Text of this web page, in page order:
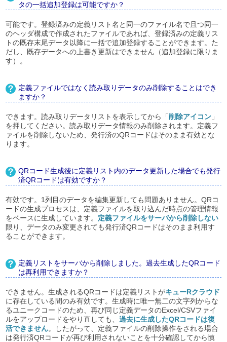
タの一括追加登録は可能ですか？
可能です。登録済みの定義リスト名と同一のファイル名で且つ同一
のヘッダ構成で作成されたファイルであれば、登録済みの定義リス
トの既存末尾データ以降に一括で追加登録することができます。た
だし、既存データへの上書き更新はできません（追加登録に限りま
す）。
定義ファイルではなく読み取りデータのみ削除することはでき
ますか？
できます。読み取りデータリストを表示してから「削除アイコン 」
を押してください。読み取りデータ情報のみ削除されます。定義フ
ァイルを削除しないため、発行済のQRコードはそのまま有効とな
ります。
QRコード生成後に定義リスト内のデータ更新した場合でも発行
済QRコードは有効ですか？
有効です。1列目のデータを編集更新しても問題ありません。QRコ
ードの生成プロセスは、定義ファイルを取り込んだ時点の管理情報
をベースに生成しています。 定義ファイルをサーバから削除しない
限り、データのみ変更されても発行済QRコードはそのまま利用す
ることができます。
定義リストをサーバから削除しました。過去生成したQRコード
は再利用できますか？
できません。生成されるQRコードは定義リストがキューRクラウド
に存在している間のみ有効です。生成時に唯一無二の文字列からな
るユニークコードのため、再び同じ定義データのExcel/CSVファイ
ルをアップロードをやり直しても、過去に生成したQRコードは復
活できません。したがって、定義ファイルの削除操作をされる場合
は発行済QRコードが再び利用されないことを十分確認してから慎